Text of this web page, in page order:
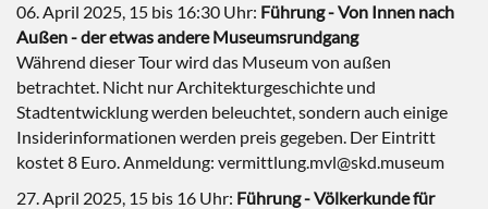
06. April 2025, 15 bis 16:30 Uhr: Führung - Von Innen nach
Außen - der etwas andere Museumsrundgang
Während dieser Tour wird das Museum von außen
betrachtet. Nicht nur Architekturgeschichte und
Stadtentwicklung werden beleuchtet, sondern auch einige
Insiderinformationen werden preis gegeben. Der Eintritt
kostet 8 Euro. Anmeldung: vermittlung.mvl@skd.museum
27. April 2025, 15 bis 16 Uhr: Führung - Völkerkunde für